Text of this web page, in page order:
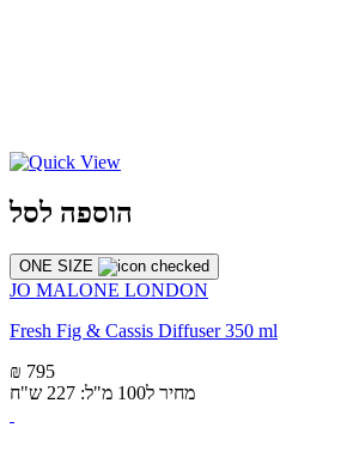
הוספה לסל
ONE SIZE
JO MALONE LONDON
Fresh Fig & Cassis Diffuser 350 ml
₪ 795
מחיר ל100 מ"ל: 227 ש"ח